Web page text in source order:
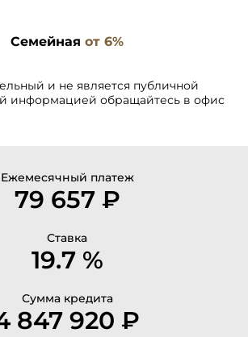
Семейная от 6%
и не является публичной
информацией обращайтесь в офис
Ежемесячный платеж
79 657 ₽
Ставка
19.7 %
Сумма кредита
847 920 ₽